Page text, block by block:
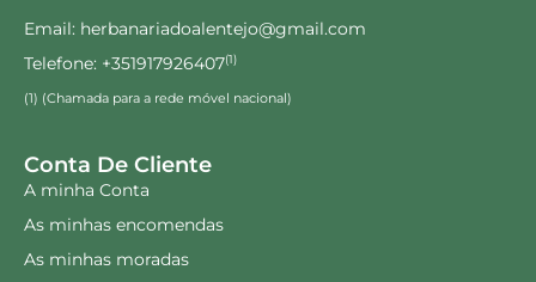
Email: herbanariadoalentejo@gmail.com
Telefone: +351917926407(1)
(1) (Chamada para a rede móvel nacional)
Conta De Cliente
A minha Conta
As minhas encomendas
As minhas moradas